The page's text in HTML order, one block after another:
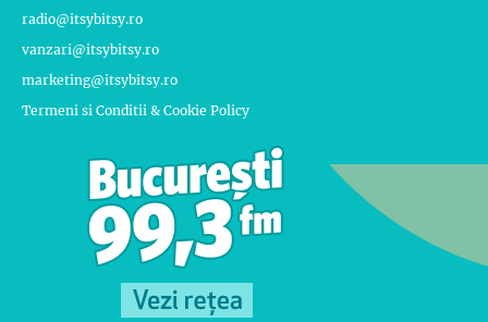
radio@itsybitsy.ro
vanzari@itsybitsy.ro
marketing@itsybitsy.ro
Termeni si Conditii & Cookie Policy